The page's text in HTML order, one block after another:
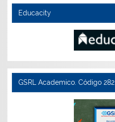
Educacity
GSRL Academico. Código 282